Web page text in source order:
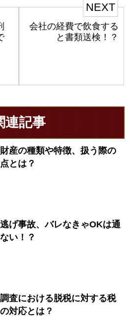
NEXT
会社の経費で飲食する
と書類送検！？
連記事
産の種類や特徴、扱う際の
とは？
げ事故、バレなきゃOKは通
い！？
査における脱税に対する税
対応とは？